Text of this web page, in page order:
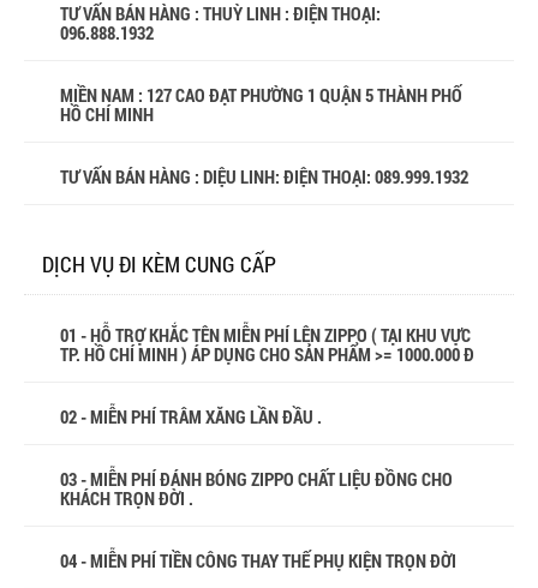
TƯ VẤN BÁN HÀNG : THUỲ LINH : ĐIỆN THOẠI:
096.888.1932
MIỀN NAM : 127 CAO ĐẠT PHƯỜNG 1 QUẬN 5 THÀNH PHỐ
HỒ CHÍ MINH
TƯ VẤN BÁN HÀNG : DIỆU LINH: ĐIỆN THOẠI: 089.999.1932
DỊCH VỤ ĐI KÈM CUNG CẤP
01 - HỖ TRỢ KHẮC TÊN MIỄN PHÍ LÊN ZIPPO ( TẠI KHU VỰC
TP. HỒ CHÍ MINH ) ÁP DỤNG CHO SẢN PHẨM >= 1000.000 Đ
02 - MIỄN PHÍ TRÂM XĂNG LẦN ĐẦU .
03 - MIỄN PHÍ ĐÁNH BÓNG ZIPPO CHẤT LIỆU ĐỒNG CHO
KHÁCH TRỌN ĐỜI .
04 - MIỄN PHÍ TIỀN CÔNG THAY THẾ PHỤ KIỆN TRỌN ĐỜI